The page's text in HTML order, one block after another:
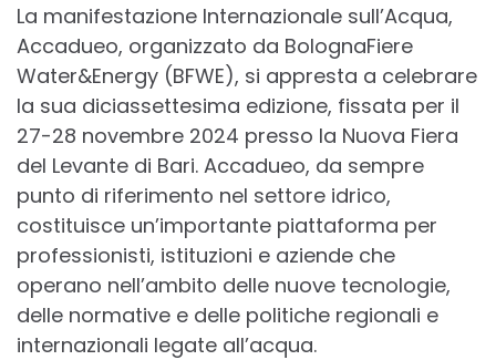
La manifestazione Internazionale sull’Acqua,
Accadueo, organizzato da BolognaFiere
Water&Energy (BFWE), si appresta a celebrare
la sua diciassettesima edizione, fissata per il
27-28 novembre 2024 presso la Nuova Fiera
del Levante di Bari. Accadueo, da sempre
punto di riferimento nel settore idrico,
costituisce un’importante piattaforma per
professionisti, istituzioni e aziende che
operano nell’ambito delle nuove tecnologie,
delle normative e delle politiche regionali e
internazionali legate all’acqua.